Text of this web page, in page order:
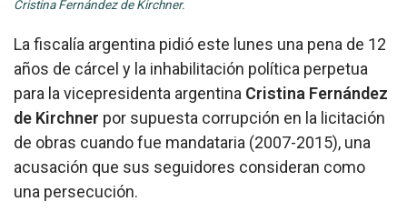
Cristina Fernández de Kirchner.
La fiscalía argentina pidió este lunes una pena de 12
años de cárcel y la inhabilitación política perpetua
para la vicepresidenta argentina Cristina Fernández
de Kirchner por supuesta corrupción en la licitación
de obras cuando fue mandataria (2007-2015), una
acusación que sus seguidores consideran como
una persecución.